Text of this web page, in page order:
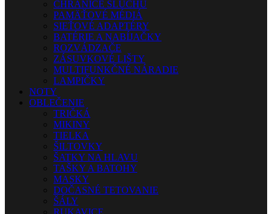
CHRÁNIČE SLUCHU
PAMÄŤOVÉ MÉDIÁ
SIEŤOVÉ ADAPTÉRY
BATÉRIE A NABÍJAČKY
ROZVÁDZAČE
ZÁSUVKOVÉ LIŠTY
MULTIFUNKČNÉ NÁRADIE
LAMPIČKY
NOTY
OBLEČENIE
TRIČKÁ
MIKINY
TIELKA
ŠILTOVKY
ŠATKY NA HLAVU
TAŠKY A BATOHY
MASKY
DOČASNÉ TETOVANIE
ŠÁLY
RUKAVICE